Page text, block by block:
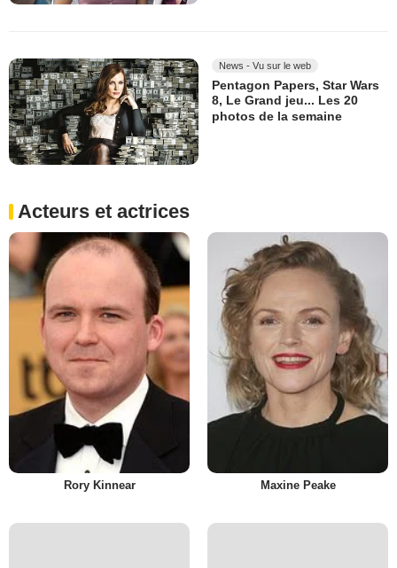
News - Vu sur le web
Pentagon Papers, Star Wars
8, Le Grand jeu... Les 20
photos de la semaine
Acteurs et actrices
Rory Kinnear Maxine Peake